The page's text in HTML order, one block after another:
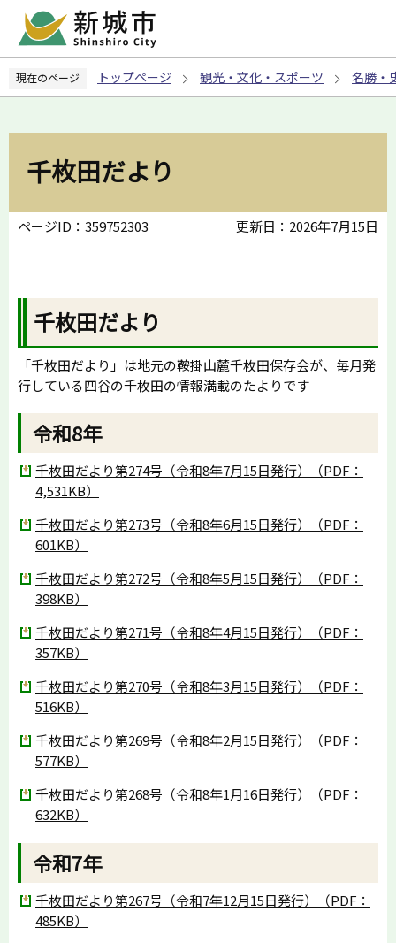
ペ
の
現在のページ トップページ 観光・文化・スポーツ 名勝・
千枚田だより
ページID：359752303 更新日：2026年7月15日
千枚田だより
「千枚田だより」は地元の鞍掛山麓千枚田保存会が、毎月発
行している四谷の千枚田の情報満載のたよりです
令和8年
千枚田だより第274号（令和8年7月15日発行）（PDF：
4,531KB）
千枚田だより第273号（令和8年6月15日発行）（PDF：
601KB）
千枚田だより第272号（令和8年5月15日発行）（PDF：
398KB）
千枚田だより第271号（令和8年4月15日発行）（PDF：
357KB）
千枚田だより第270号（令和8年3月15日発行）（PDF：
516KB）
千枚田だより第269号（令和8年2月15日発行）（PDF：
577KB）
千枚田だより第268号（令和8年1月16日発行）（PDF：
632KB）
令和7年
千枚田だより第267号（令和7年12月15日発行）（PDF：
485KB）